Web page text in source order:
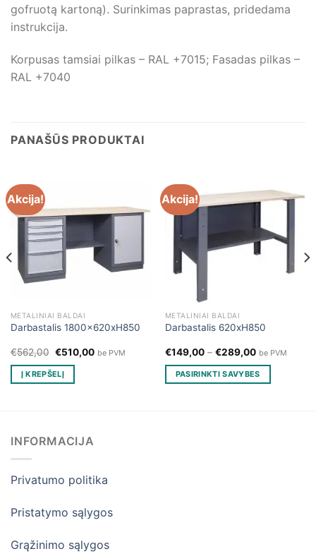
gofruotą kartoną). Surinkimas paprastas, pridedama
instrukcija.
Korpusas tamsiai pilkas – RAL +7015; Fasadas pilkas –
RAL +7040
PANAŠŪS PRODUKTAI
Akcija!
METALINIAI BALDAI
Darbastalis 1800x620xH850
€562,00 Original
was:
€562,00.
€510,00Current
be PVM
Į KREPŠELĮ
Akcija!
METALINIAI BALDAI
Darbastalis 620xH850
€149,00– €289,00 be PVM
PASIRINKTI SAVYBES
INFORMACIJA
Privatumo politika
Pristatymo sąlygos
Grąžinimo sąlygos